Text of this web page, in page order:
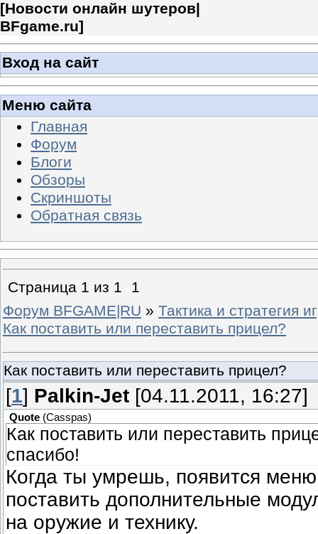
[Новости онлайн шутеров|
BFgame.ru]
Вход на сайт
Меню сайта
Главная
Форум
Блоги
Обзоры
Скриншоты
Обратная связь
Страница 1 из 1
1
Форум BFGAME|RU » Тактика и стратегия
Как поставить или переставить прицел?
Как поставить или переставить прицел?
[1] Palkin-Jet [04.11.2011, 16:27]
Quote (Casspas)
Как поставить или переставить
спасибо!
Когда ты умрешь, появится
поставить дополнительные
на оружие и технику.